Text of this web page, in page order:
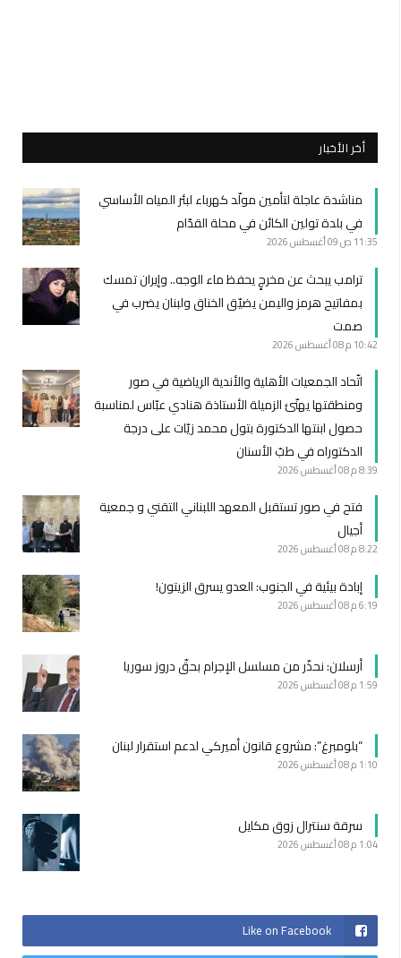
أخر الأخبار
مناشدة عاجلة لتأمين مولّد كهرباء لبئر المياه الأساسي
في بلدة تولين الكائن في محلة القدّام
11:35 ص 09 أغسطس 2026
ترامب يبحث عن مخرجٍ يحفظ ماء الوجه.. وإيران تمسك
بمفاتيح هرمز واليمن يضيّق الخناق ولبنان يضرب في
صمت
10:42 م 08 أغسطس 2026
اتّحاد الجمعيات الأهلية والأندية الرياضية في صور
ومنطقتها يهنّئ الزميلة الأستاذة هنادي عبّاس لمناسبة
حصول ابنتها الدكتورة بتول محمد زيّات على درجة
الدكتوراه في طبّ الأسنان
8:39 م 08 أغسطس 2026
فتح في صور تستقبل المعهد اللبناني التقني و جمعية
أجيال
8:22 م 08 أغسطس 2026
إبادة بيئية في الجنوب: العدو يسرق الزيتون!
6:19 م 08 أغسطس 2026
أرسلان: نحذّر من مسلسل الإجرام بحقّ دروز سوريا
1:59 م 08 أغسطس 2026
“بلومبرغ”: مشروع قانون أميركي لدعم استقرار لبنان
1:10 م 08 أغسطس 2026
سرقة سنترال زوق مكايل
1:04 م 08 أغسطس 2026
Like on Facebook